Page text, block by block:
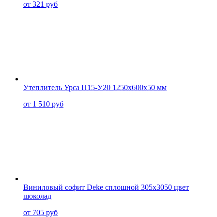
от 321 руб
Утеплитель Урса П15-У20 1250x600x50 мм
от 1 510 руб
Виниловый софит Deke сплошной 305x3050 цвет
шоколад
от 705 руб